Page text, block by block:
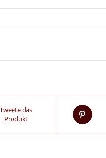
Tweete das
Produkt